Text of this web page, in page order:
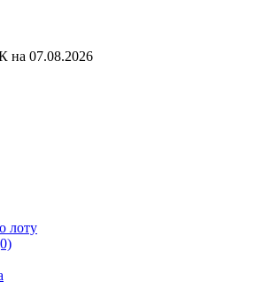
на 07.08.2026
лоту